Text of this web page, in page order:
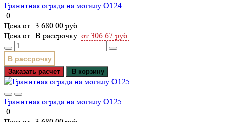
Гранитная ограда на могилу О124
0
3 680.00 руб.
В рассрочку: от 306.67 руб.
В рассрочку
Заказать расчет В корзину
Гранитная ограда на могилу О125
0